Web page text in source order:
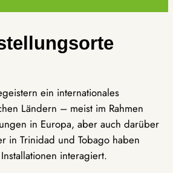
ein internationales
Ländern – meist im Rahmen
in Europa, aber auch darüber
in Trinidad und Tobago haben
interagiert.